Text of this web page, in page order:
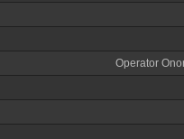
Operator